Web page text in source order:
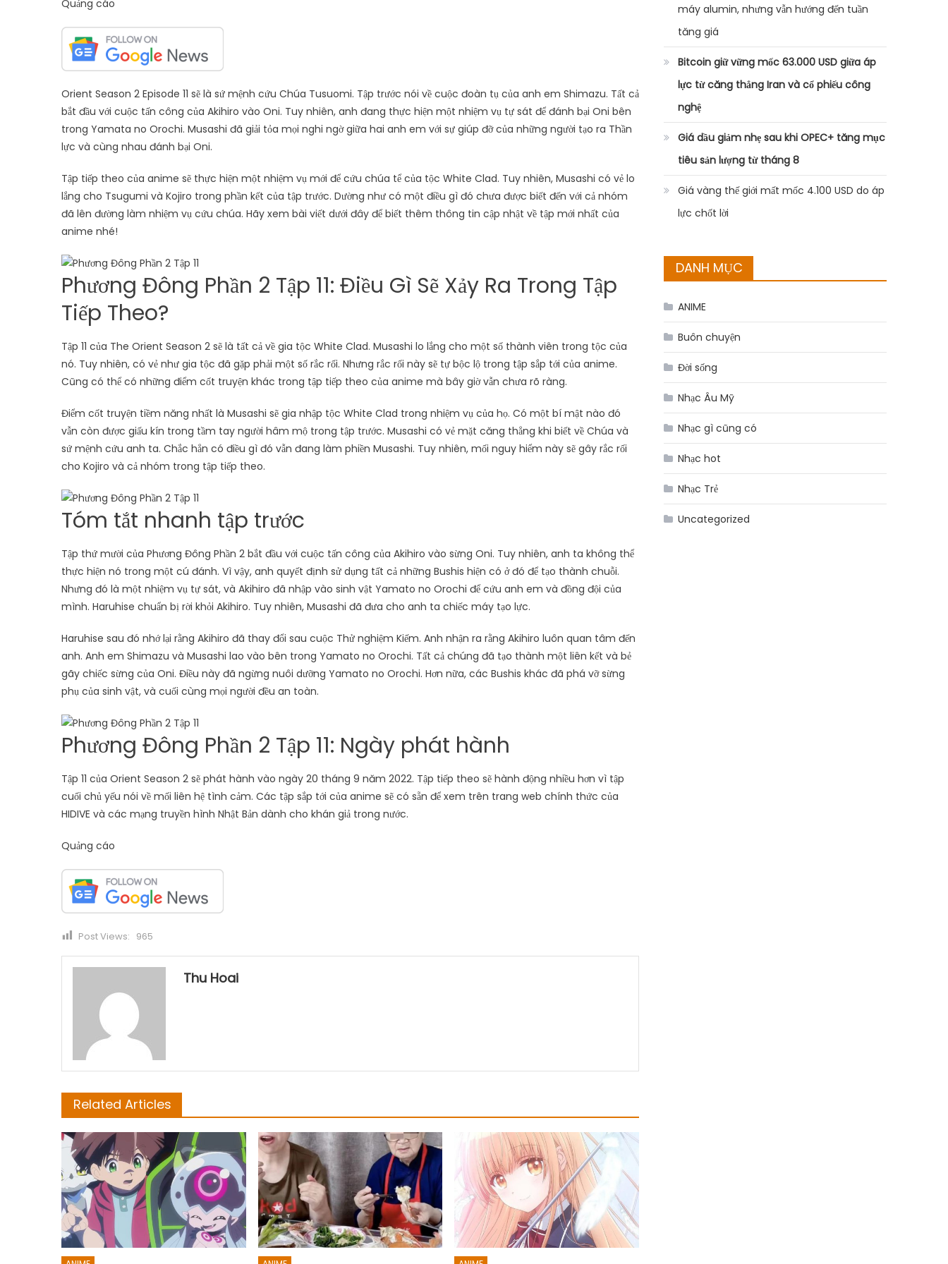
Quảng cáo
Orient Season 2 Episode 11 sẽ là sứ mệnh cứu Chúa Tusuomi. Tập trước nói về cuộc đoàn tụ của anh em Shimazu. Tất cả
bắt đầu với cuộc tấn công của Akihiro vào Oni. Tuy nhiên, anh đang thực hiện một nhiệm vụ tự sát để đánh bại Oni bên
trong Yamata no Orochi. Musashi đã giải tỏa mọi nghi ngờ giữa hai anh em với sự giúp đỡ của những người tạo ra Thần
lực và cùng nhau đánh bại Oni.
Tập tiếp theo của anime sẽ thực hiện một nhiệm vụ mới để cứu chúa tể của tộc White Clad. Tuy nhiên, Musashi có vẻ lo
lắng cho Tsugumi và Kojiro trong phần kết của tập trước. Dường như có một điều gì đó chưa được biết đến với cả nhóm
đã lên đường làm nhiệm vụ cứu chúa. Hãy xem bài viết dưới đây để biết thêm thông tin cập nhật về tập mới nhất của
anime nhé!
Phương Đông Phần 2 Tập 11: Điều Gì Sẽ Xảy Ra Trong Tập
Tiếp Theo?
Tập 11 của The Orient Season 2 sẽ là tất cả về gia tộc White Clad. Musashi lo lắng cho một số thành viên trong tộc của
nó. Tuy nhiên, có vẻ như gia tộc đã gặp phải một số rắc rối. Nhưng rắc rối này sẽ tự bộc lộ trong tập sắp tới của anime.
Cũng có thể có những điểm cốt truyện khác trong tập tiếp theo của anime mà bây giờ vẫn chưa rõ ràng.
Điểm cốt truyện tiềm năng nhất là Musashi sẽ gia nhập tộc White Clad trong nhiệm vụ của họ. Có một bí mật nào đó
vẫn còn được giấu kín trong tầm tay người hâm mộ trong tập trước. Musashi có vẻ mặt căng thẳng khi biết về Chúa và
sứ mệnh cứu anh ta. Chắc hẳn có điều gì đó vẫn đang làm phiền Musashi. Tuy nhiên, mối nguy hiểm này sẽ gây rắc rối
cho Kojiro và cả nhóm trong tập tiếp theo.
Tóm tắt nhanh tập trước
Tập thứ mười của Phương Đông Phần 2 bắt đầu với cuộc tấn công của Akihiro vào sừng Oni. Tuy nhiên, anh ta không thể
thực hiện nó trong một cú đánh. Vì vậy, anh quyết định sử dụng tất cả những Bushis hiện có ở đó để tạo thành chuỗi.
Nhưng đó là một nhiệm vụ tự sát, và Akihiro đã nhập vào sinh vật Yamato no Orochi để cứu anh em và đồng đội của
mình. Haruhise chuẩn bị rời khỏi Akihiro. Tuy nhiên, Musashi đã đưa cho anh ta chiếc máy tạo lực.
Haruhise sau đó nhớ lại rằng Akihiro đã thay đổi sau cuộc Thử nghiệm Kiếm. Anh nhận ra rằng Akihiro luôn quan tâm đến
anh. Anh em Shimazu và Musashi lao vào bên trong Yamato no Orochi. Tất cả chúng đã tạo thành một liên kết và bẻ
gãy chiếc sừng của Oni. Điều này đã ngừng nuôi dưỡng Yamato no Orochi. Hơn nữa, các Bushis khác đã phá vỡ sừng
phụ của sinh vật, và cuối cùng mọi người đều an toàn.
Phương Đông Phần 2 Tập 11: Ngày phát hành
Tập 11 của Orient Season 2 sẽ phát hành vào ngày 20 tháng 9 năm 2022. Tập tiếp theo sẽ hành động nhiều hơn vì tập
cuối chủ yếu nói về mối liên hệ tình cảm. Các tập sắp tới của anime sẽ có sẵn để xem trên trang web chính thức của
HIDIVE và các mạng truyền hình Nhật Bản dành cho khán giả trong nước.
Quảng cáo
Post Views: 965
Thu Hoai
Related Articles
máy alumin, nhưng vẫn hướng đến tuần
tăng giá
Bitcoin giữ vững mốc 63.000 USD giữa áp
lực từ căng thẳng Iran và cổ phiếu công
nghệ
Giá dầu giảm nhẹ sau khi OPEC+ tăng mục
tiêu sản lượng từ tháng 8
Giá vàng thế giới mất mốc 4.100 USD do áp
lực chốt lời
DANH MỤC
ANIME
Buôn chuyện
Đời sống
Nhạc Âu Mỹ
Nhạc gì cũng có
Nhạc hot
Nhạc Trẻ
Uncategorized